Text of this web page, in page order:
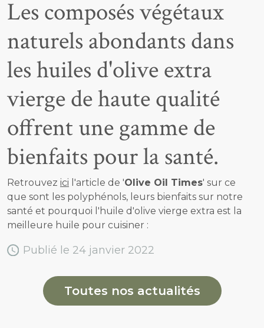
Les composés végétaux
naturels abondants dans
les huiles d'olive extra
vierge de haute qualité
offrent une gamme de
bienfaits pour la santé.
Retrouvez ici l'article de 'Olive Oil Times' sur ce
que sont les polyphénols, leurs bienfaits sur notre
santé et pourquoi l'huile d'olive vierge extra est la
meilleure huile pour cuisiner :
Publié le 24 janvier 2022
Toutes nos actualités